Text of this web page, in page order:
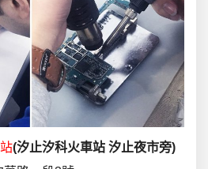
(汐止汐科火車站 汐止夜市旁)